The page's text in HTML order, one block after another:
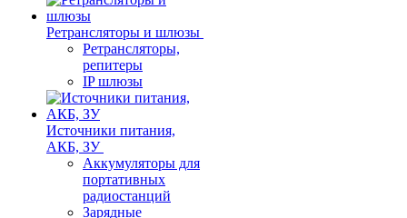
Ретрансляторы и шлюзы
Ретрансляторы,
репитеры
IP шлюзы
Источники питания,
АКБ, ЗУ
Аккумуляторы для
портативных
радиостанций
Зарядные